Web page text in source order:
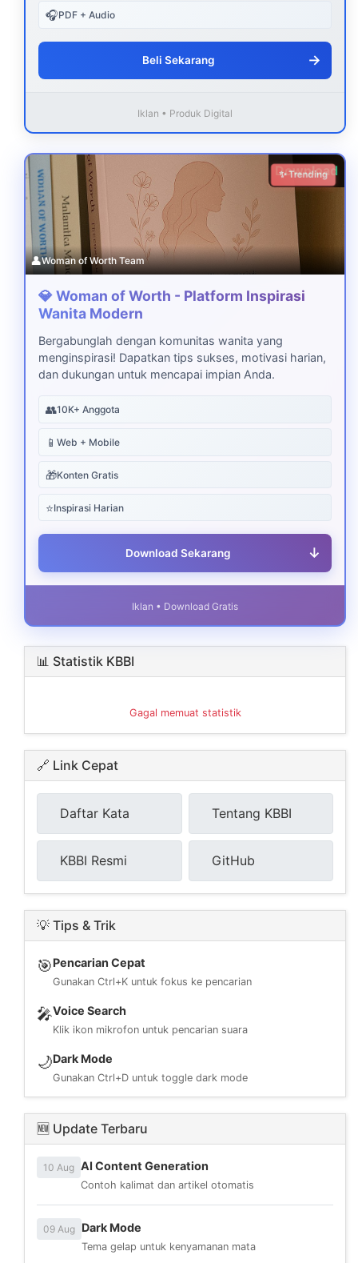
🎧PDF + Audio
Beli Sekarang →
Iklan • Produk Digital
Download
✨ Trending
👤Woman of Worth Team
💎 Woman of Worth - Platform Inspirasi
Wanita Modern
Bergabunglah dengan komunitas wanita yang
menginspirasi! Dapatkan tips sukses, motivasi harian,
dan dukungan untuk mencapai impian Anda.
👥10K+ Anggota
📱 Web + Mobile
🎁Konten Gratis
⭐Inspirasi Harian
Download Sekarang ↓
Iklan • Download Gratis
📊 Statistik KBBI
Gagal memuat statistik
🔗 Link Cepat
Daftar Kata Tentang KBBI
KBBI Resmi GitHub
💡 Tips & Trik
🎯Pencarian Cepat
Gunakan Ctrl+K untuk fokus ke pencarian
🎤Voice Search
Klik ikon mikrofon untuk pencarian suara
🌙Dark Mode
Gunakan Ctrl+D untuk toggle dark mode
🆕 Update Terbaru
10 Aug AI Content Generation
Contoh kalimat dan artikel otomatis
09 Aug Dark Mode
Tema gelap untuk kenyamanan mata